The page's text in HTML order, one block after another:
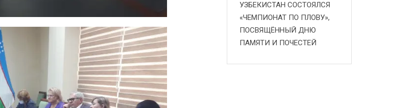
УЗБЕКИСТАН СОСТОЯЛСЯ
«ЧЕМПИОНАТ ПО ПЛОВУ»,
ПОСВЯЩЁННЫЙ ДНЮ
ПАМЯТИ И ПОЧЕСТЕЙ